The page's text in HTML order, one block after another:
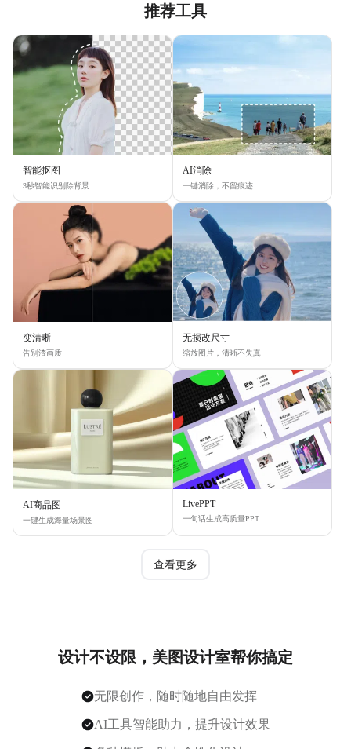
推荐工具
智能抠图
3秒智能识别除背景
AI消除
一键消除，不留痕迹
变清晰
告别渣画质
无损改尺寸
缩放图片，清晰不失真
AI商品图
一键生成海量场景图
LivePPT
一句话生成高质量PPT
查看更多
设计不设限，美图设计室帮你搞定
无限创作，随时随地自由发挥
AI工具智能助力，提升设计效果